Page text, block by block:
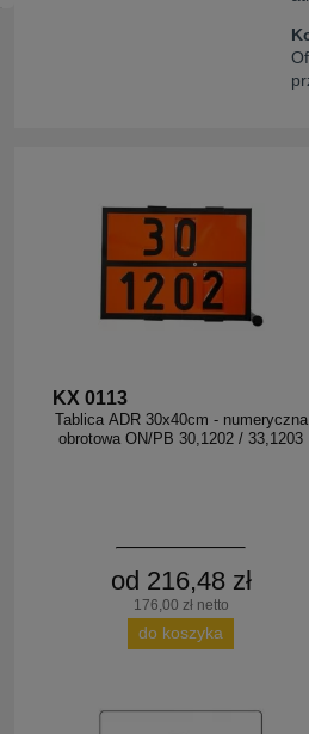
KX 0113
Tablica ADR 30x40cm - numeryczna
obrotowa ON/PB 30,1202 / 33,1203
od 216,48 zł
176,00 zł netto
do koszyka